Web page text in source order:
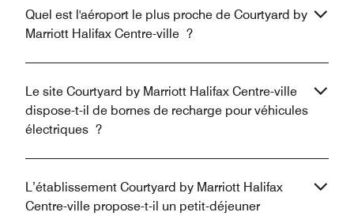
Quel est l'aéroport le plus proche de Courtyard by
Marriott Halifax Centre-ville ?
Le site Courtyard by Marriott Halifax Centre-ville
dispose-t-il de bornes de recharge pour véhicules
électriques ?
L’établissement Courtyard by Marriott Halifax
Centre-ville propose-t-il un petit-déjeuner